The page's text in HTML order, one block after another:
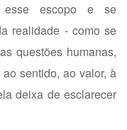
esse escopo e se
realidade - como se
questões humanas,
sentido, ao valor, à
deixa de esclarecer